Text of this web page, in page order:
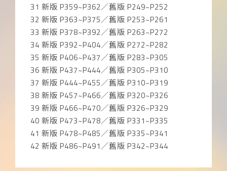
31 新版 P359~P362／舊版 P249~P252
32 新版 P363~P375／舊版 P253~P261
33 新版 P378~P392／舊版 P263~P272
34 新版 P392~P404／舊版 P272~P282
35 新版 P406~P437／舊版 P283~P305
36 新版 P437~P444／舊版 P305~P310
37 新版 P444~P455／舊版 P310~P319
38 新版 P457~P466／舊版 P320~P326
39 新版 P466~P470／舊版 P326~P329
40 新版 P473~P478／舊版 P331~P335
41 新版 P478~P485／舊版 P335~P341
42 新版 P486~P491／舊版 P342~P344